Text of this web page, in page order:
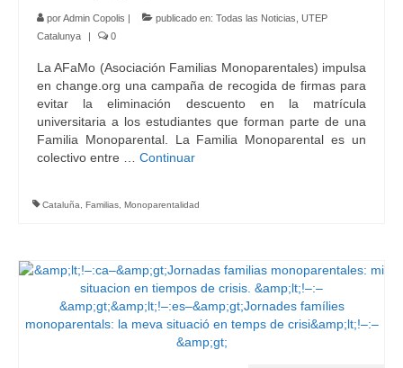
porAdmin Copolis | publicado en: Todas las Noticias UTEP
Catalunya
| 0
La AFaMo (Asociación Familias Monoparentales) impulsa
en change.org una campaña de recogida de firmas para
evitar la eliminación descuento en la matrícula
universitaria a los estudiantes que forman parte de una
Familia Monoparental. La Familia Monoparental es un
colectivo entre … Continuar
Cataluña Familias Monoparentalidad